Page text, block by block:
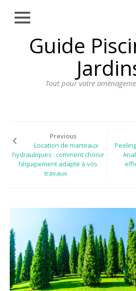
Guide
Tout pour votre
Close
AMÉNAGEMENT
EXTÉRIEUR
PLANTATIONS
REVÊTEMENT
SPA ET JACUZZI
DOSSIER
CONSEILS ET
ASTUCES
GUIDES
JARDIN
Previous
-Location de marteaux
hydrauliques : comment choisir
l’équipement adapté à vos
travaux